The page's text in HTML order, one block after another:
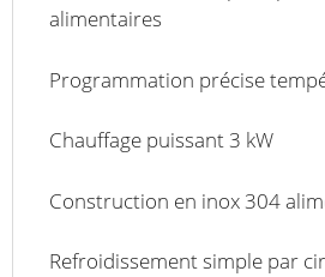
alimentaires
Programmation précise
Chauffage puissant 3 kW
Construction en inox 304
Refroidissement simple par